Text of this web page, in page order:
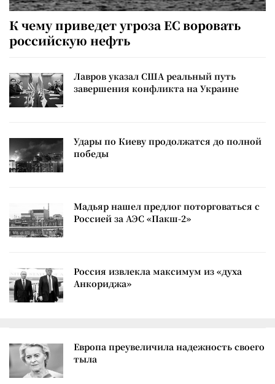
К чему приведет угроза ЕС воровать
российскую нефть
Лавров указал США реальный путь
завершения конфликта на Украине
Удары по Киеву продолжатся до полной
победы
Мадьяр нашел предлог поторговаться с
Россией за АЭС «Пакш-2»
Россия извлекла максимум из «духа
Анкориджа»
Европа преувеличила надежность своего
тыла